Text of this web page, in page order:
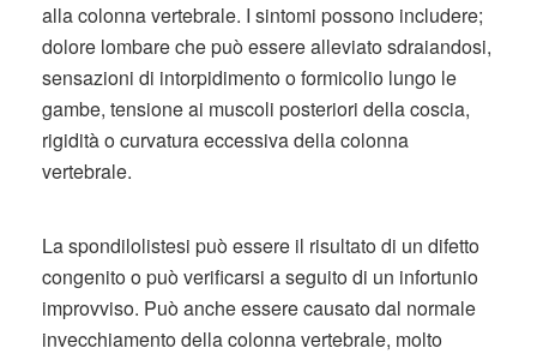
alla colonna vertebrale. I sintomi possono includere;
dolore lombare che può essere alleviato sdraiandosi,
sensazioni di intorpidimento o formicolio lungo le
gambe, tensione ai muscoli posteriori della coscia,
rigidità o curvatura eccessiva della colonna
vertebrale.
La spondilolistesi può essere il risultato di un difetto
congenito o può verificarsi a seguito di un infortunio
improvviso. Può anche essere causato dal normale
invecchiamento della colonna vertebrale, molto